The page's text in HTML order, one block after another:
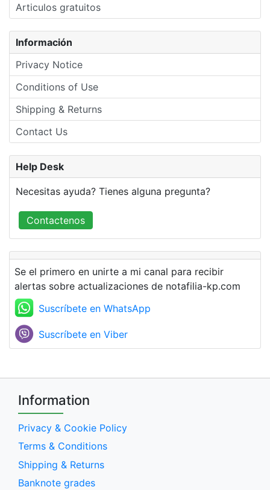
Articulos gratuitos
Información
Privacy Notice
Conditions of Use
Shipping & Returns
Contact Us
Help Desk
Necesitas ayuda? Tienes alguna pregunta?
Contactenos
Se el primero en unirte a mi canal para recibir
alertas sobre actualizaciones de notafilia-kp.com
Suscríbete en WhatsApp
Suscríbete en Viber
Information
Privacy & Cookie Policy
Terms & Conditions
Shipping & Returns
Banknote grades